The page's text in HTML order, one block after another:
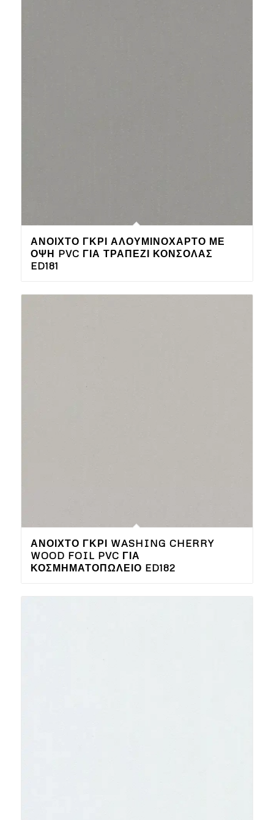
ΑΝΟΙΧΤΌ ΓΚΡΙ ΑΛΟΥΜΙΝΌΧΑΡΤΟ ΜΕ
ΌΨΗ PVC ΓΙΑ ΤΡΑΠΈΖΙ ΚΟΝΣΌΛΑΣ
ED181
ΑΝΟΙΧΤΌ ΓΚΡΙ WASHING CHERRY
WOOD FOIL PVC ΓΙΑ
ΚΟΣΜΗΜΑΤΟΠΩΛΕΊΟ ED182